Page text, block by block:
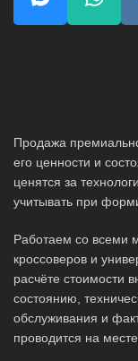
Продажа
его ценности и
ценятся за
учитывать при
Работаем со всеми
кроссоверов и
расчёте стоимости
состоянию,
обслуживания и
проводится на